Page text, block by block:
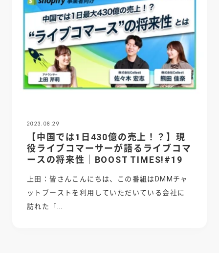
2023.08.29
【中国では1日430億の売上！？】現
役ライブコマーサーが語るライブコマ
ースの将来性｜BOOST TIMES!#19
上田：皆さんこんにちは、この番組はDMMチャ
ットブーストを利用していただいている会社に
訪れた「...